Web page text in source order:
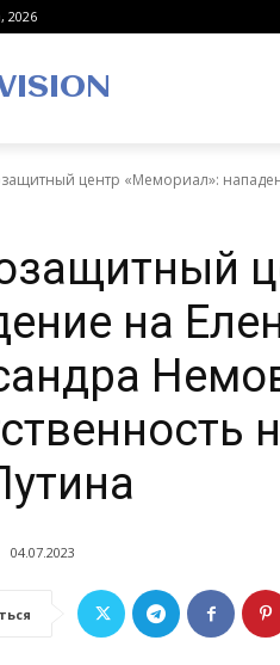
2026
центр «Мемориал»:
на
04.07.2023